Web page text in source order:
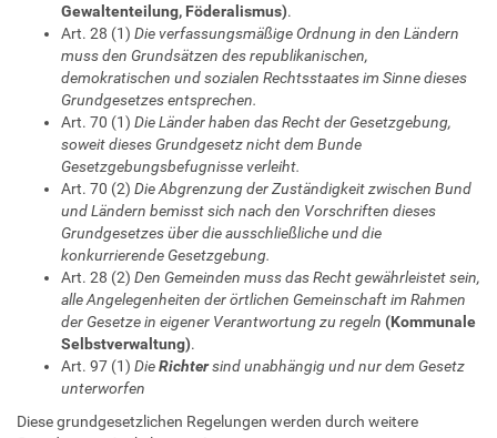
Gewaltenteilung, Föderalismus).
Art. 28 (1) Die verfassungsmäßige Ordnung in den Ländern
muss den Grundsätzen des republikanischen,
demokratischen und sozialen Rechtsstaates im Sinne dieses
Grundgesetzes entsprechen.
Art. 70 (1) Die Länder haben das Recht der Gesetzgebung,
soweit dieses Grundgesetz nicht dem Bunde
Gesetzgebungsbefugnisse verleiht.
Art. 70 (2) Die Abgrenzung der Zuständigkeit zwischen Bund
und Ländern bemisst sich nach den Vorschriften dieses
Grundgesetzes über die ausschließliche und die
konkurrierende Gesetzgebung.
Art. 28 (2) Den Gemeinden muss das Recht gewährleistet sein,
alle Angelegenheiten der örtlichen Gemeinschaft im Rahmen
der Gesetze in eigener Verantwortung zu regeln (Kommunale
Selbstverwaltung).
Art. 97 (1) DieRichtersind unabhängig und nur dem Gesetz
unterworfen
Diese grundgesetzlichen Regelungen werden durch weitere